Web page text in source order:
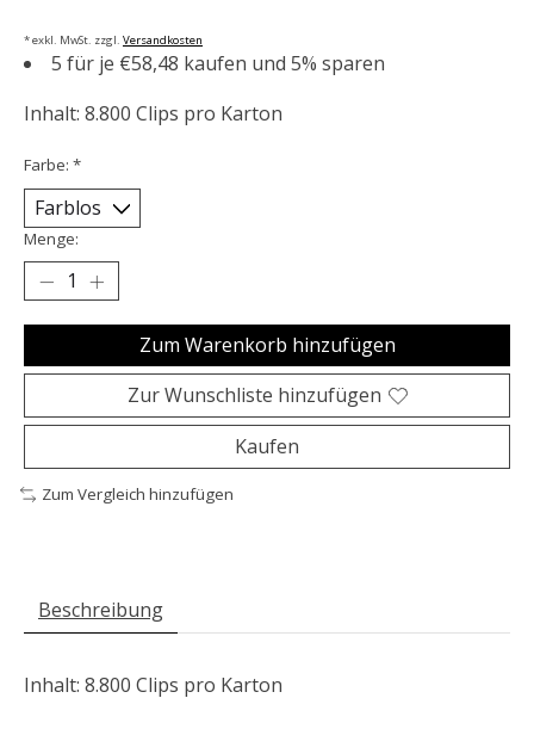
* exkl. MwSt. zzgl. Versandkosten
5 für je €58,48 kaufen und 5% sparen
Inhalt: 8.800 Clips pro Karton
Farbe: *
Menge:
Zum Warenkorb hinzufügen
Zur Wunschliste hinzufügen
Kaufen
Zum Vergleich hinzufügen
Beschreibung
Inhalt: 8.800 Clips pro Karton